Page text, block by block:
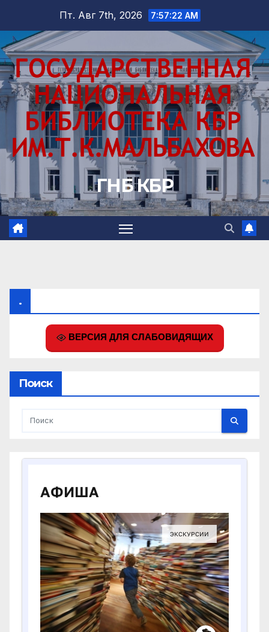
содержимому
Пт. Авг 7th, 2026 7:57:23 AM
ГНБ КБР
.
ВЕРСИЯ ДЛЯ СЛАБОВИДЯЩИХ
Поиск